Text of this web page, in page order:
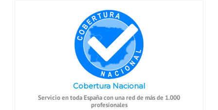
Cobertura Nacional
Servicio en toda España con una red de más de 1.000
profesionales